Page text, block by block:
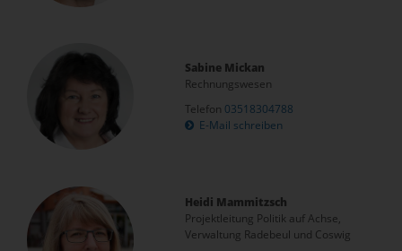
Sabine Mickan
Rechnungswesen
Telefon 03518304788
E-Mail schreiben
Heidi Mammitzsch
Projektleitung Politik auf Achse,
Verwaltung Radebeul und Coswig